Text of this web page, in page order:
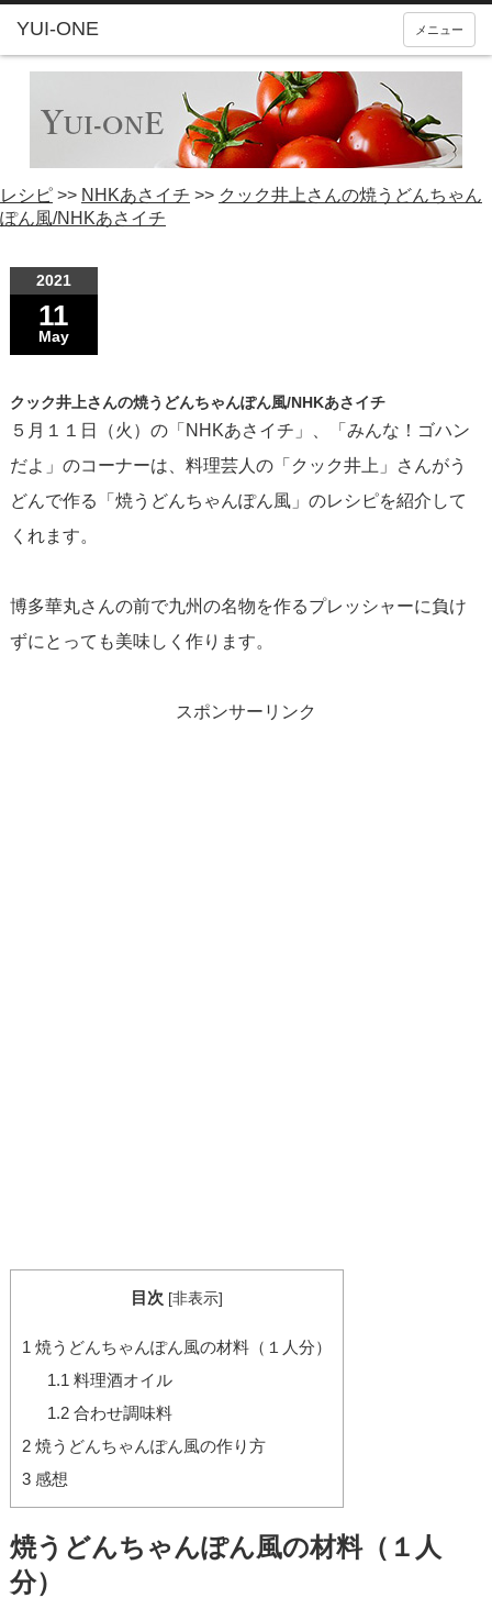
YUI-ONE メニュー
レシピ >> NHKあさイチ >> クック井上さんの焼うどんちゃん
ぽん風/NHKあさイチ
2021
11
May
クック井上さんの焼うどんちゃんぽん風/NHKあさイチ
５月１１日（火）の「NHKあさイチ」、「みんな！ゴハン
だよ」のコーナーは、料理芸人の「クック井上」さんがう
どんで作る「焼うどんちゃんぽん風」のレシピを紹介して
くれます。
博多華丸さんの前で九州の名物を作るプレッシャーに負け
ずにとっても美味しく作ります。
スポンサーリンク
目次 [非表示]
1 焼うどんちゃんぽん風の材料（１人分）
1.1 料理酒オイル
1.2合わせ調味料
2焼うどんちゃんぽん風の作り方
3感想
焼うどんちゃんぽん風の材料（１人
分）